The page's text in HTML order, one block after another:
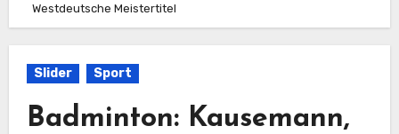
Westdeutsche Meistertitel
Slider Sport
Badminton: Kausemann,